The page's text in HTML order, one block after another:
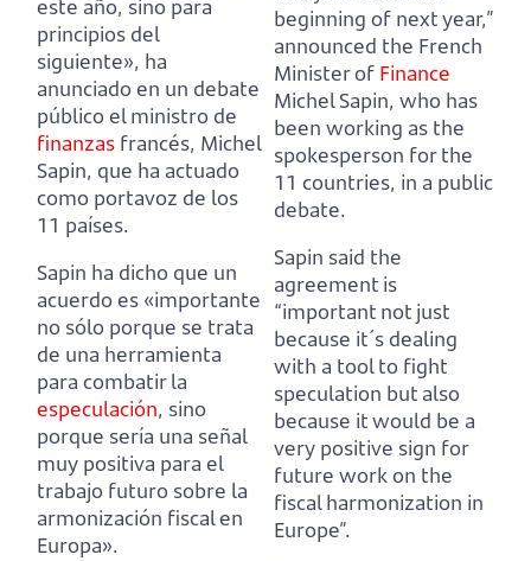
este año, sino para
principios del
siguiente», ha
anunciado en un debate
público el ministro de
finanzas francés, Michel
Sapin, que ha actuado
como portavoz de los
11 países.
Sapin ha dicho que un
acuerdo es «importante
no sólo porque se trata
de una herramienta
para combatir la
especulación, sino
porque sería una señal
muy positiva para el
trabajo futuro sobre la
armonización fiscal en
Europa».
beginning of next year,”
announced the French
Minister of Finance
Michel Sapin, who has
been working as the
spokesperson for the
11 countries, in a public
debate.
Sapin said the
agreement is
“important not just
because it´s dealing
with a tool to fight
speculation but also
because it would be a
very positive sign for
future work on the
fiscal harmonization in
Europe”.